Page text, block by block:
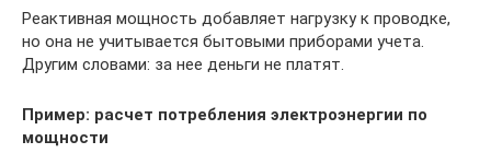
Реактивная мощность добавляет нагрузку к проводке,
но она не учитывается бытовыми приборами учета.
Другим словами: за нее деньги не платят.
Пример: расчет потребления электроэнергии по
мощности